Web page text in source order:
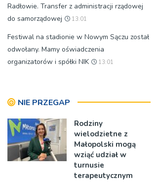
Radłowie. Transfer z administracji rządowej
do samorządowej
13:01
Festiwal na stadionie w Nowym Sączu został
odwołany. Mamy oświadczenia
organizatorów i spółki NIK
13:01
NIE PRZEGAP
Rodziny
wielodzietne z
Małopolski mogą
wziąć udział w
turnusie
terapeutycznym